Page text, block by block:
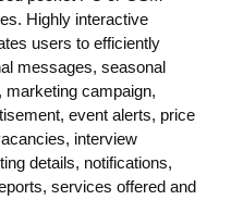
Highly interactive
users to efficiently
messages, seasonal
marketing campaign,
event alerts, price
interview
details, notifications,
services offered and